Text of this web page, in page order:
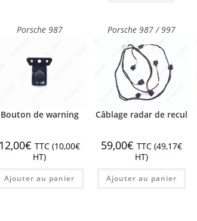
Porsche 987
Bouton de warning
€ TTC (10,00€
HT)
Ajouter au panier
Porsche 987 / 997
Câblage radar de recul
59,00€ TTC (49,17€
HT)
Ajouter au panier